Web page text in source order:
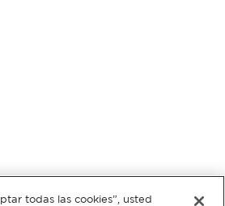
todas las cookies”, usted